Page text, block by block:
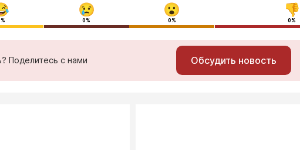
0% 0% 0%
Поделитесь с нами Обсудить новость